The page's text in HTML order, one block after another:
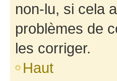
non-lu, si cela
problèmes de
les corriger.
Haut